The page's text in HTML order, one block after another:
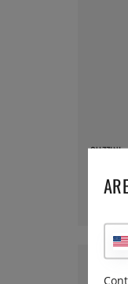
GUZZINI